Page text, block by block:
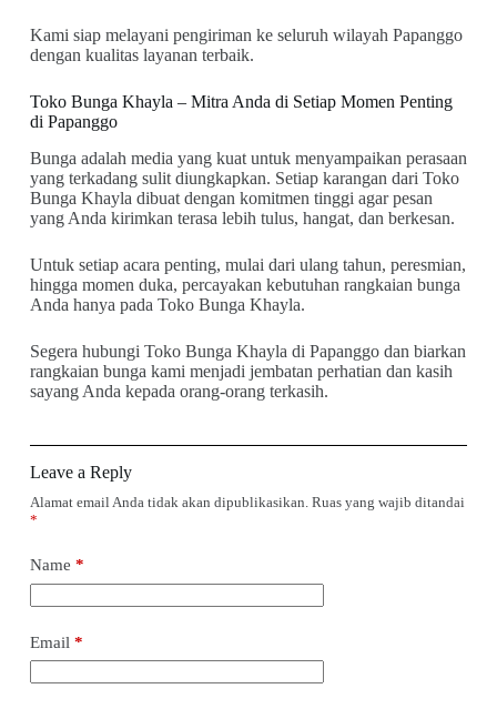
Kami siap melayani pengiriman ke seluruh wilayah Papanggo
dengan kualitas layanan terbaik.
Toko Bunga Khayla – Mitra Anda di Setiap Momen Penting
di Papanggo
Bunga adalah media yang kuat untuk menyampaikan perasaan
yang terkadang sulit diungkapkan. Setiap karangan dari Toko
Bunga Khayla dibuat dengan komitmen tinggi agar pesan
yang Anda kirimkan terasa lebih tulus, hangat, dan berkesan.
Untuk setiap acara penting, mulai dari ulang tahun, peresmian,
hingga momen duka, percayakan kebutuhan rangkaian bunga
Anda hanya pada Toko Bunga Khayla.
Segera hubungi Toko Bunga Khayla di Papanggo dan biarkan
rangkaian bunga kami menjadi jembatan perhatian dan kasih
sayang Anda kepada orang-orang terkasih.
Leave a Reply
Alamat email Anda tidak akan dipublikasikan. Ruas yang wajib ditandai
*
Name *
Email *